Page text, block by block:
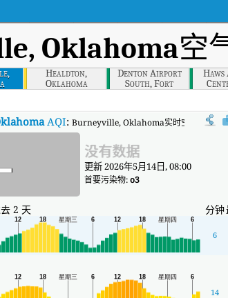
Oklahoma空
Healdton,
Oklahoma
Denton Airport
South, Fort
Worth, Dallas,
AQI: Burneyville, Oklahoma实时空气质量指数
没有数据
更新 2026年5月14日, 08:00
首要污染物:o3
2 天 分钟
6
14